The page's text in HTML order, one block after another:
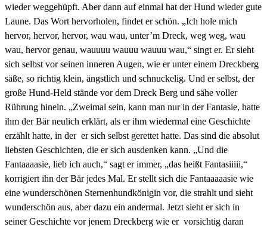
wieder weggehüpft. Aber dann auf einmal hat der Hund wieder gute
Laune. Das Wort hervorholen, findet er schön. „Ich hole mich
hervor, hervor, hervor, wau wau, unter’m Dreck, weg weg, wau
wau, hervor genau, wauuuu wauuu wauuu wau,“ singt er. Er sieht
sich selbst vor seinen inneren Augen, wie er unter einem Dreckberg
säße, so richtig klein, ängstlich und schnuckelig. Und er selbst, der
große Hund-Held stände vor dem Dreck Berg und sähe voller
Rührung hinein. „Zweimal sein, kann man nur in der Fantasie, hatte
ihm der Bär neulich erklärt, als er ihm wiedermal eine Geschichte
erzählt hatte, in der er sich selbst gerettet hatte. Das sind die absolut
liebsten Geschichten, die er sich ausdenken kann. „Und die
Fantaaaasie, lieb ich auch,“ sagt er immer, „das heißt Fantasiiiii,“
korrigiert ihn der Bär jedes Mal. Er stellt sich die Fantaaaaasie wie
eine wunderschönen Sternenhundkönigin vor, die strahlt und sieht
wunderschön aus, aber dazu ein andermal. Jetzt sieht er sich in
seiner Geschichte vor jenem Dreckberg wie er vorsichtig daran